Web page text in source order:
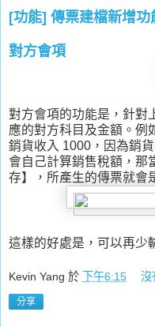
[功能] 傳票建檔新增功
對方會項
對方會項的功能是，針對
應的對方科目及金額。例
銷貨收入 1000，因為銷
會自己計算銷售稅額，那
存】，所產生的傳票就會
這樣的好處是，可以再少
Kevin Yang 於 下午6:15 沒
分享